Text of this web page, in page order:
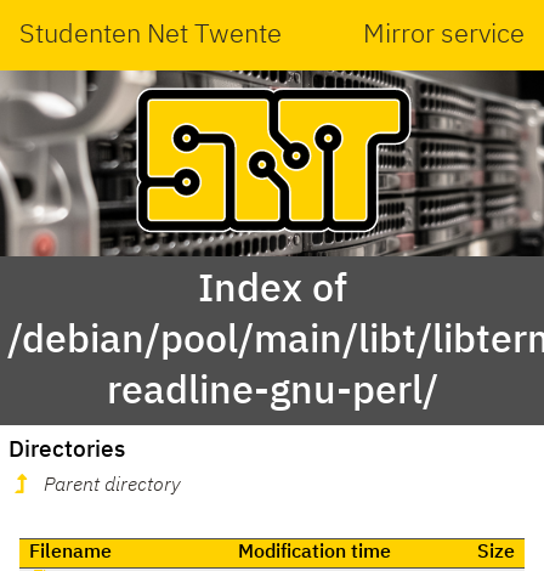
Studenten Net Twente Mirror service
Index of
/debian/pool/main/libt/
readline-gnu-perl/
Directories
Parent directory
Filename Modification time
Size